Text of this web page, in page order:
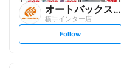
オートバックスグループ
横手インター店
s
t
Follow